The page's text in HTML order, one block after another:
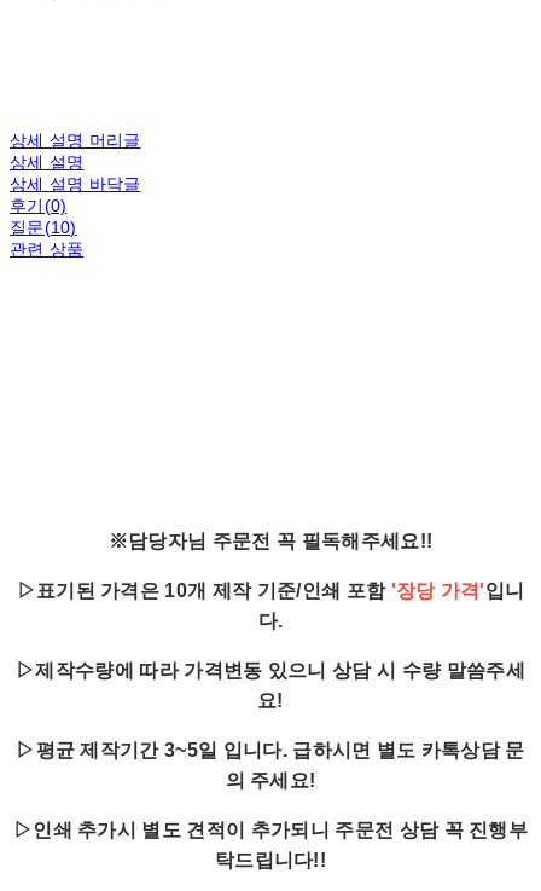
상세 설명 머리글
상세 설명
상세 설명 바닥글
후기(0)
질문(10)
관련 상품
※담당자님 주문전 꼭 필독해주세요!!
▷표기된 가격은 10개 제작 기준/인쇄 포함 '장당 가격'입니
다.
▷제작수량에 따라 가격변동 있으니 상담 시 수량 말씀주세
요!
▷평균 제작기간 3~5일 입니다. 급하시면 별도 카톡상담 문
의 주세요!
▷인쇄 추가시 별도 견적이 추가되니 주문전 상담 꼭 진행부
탁드립니다!!